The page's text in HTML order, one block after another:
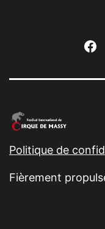
Politique de
Fièrement